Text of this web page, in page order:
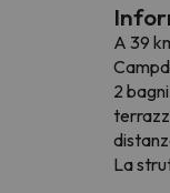
A 39
2
La